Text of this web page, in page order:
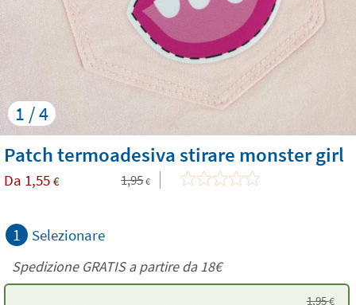
1 / 4
Patch termoadesiva stirare monster girl
Da 1,55 € 1,95 €
1 Selezionare
Spedizione GRATIS a partire da18€
1,95€